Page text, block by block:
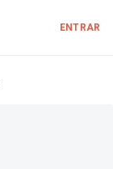
ENTRAR